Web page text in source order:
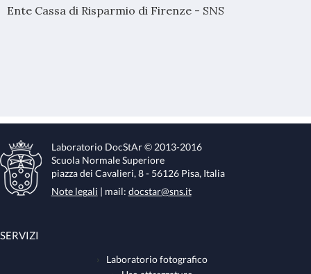
Ente Cassa di Risparmio di Firenze - SNS
Laboratorio DocStAr © 2013-2016
Scuola Normale Superiore
piazza dei Cavalieri, 8 - 56126 Pisa, Italia
Note legali | mail: docstar@sns.it
SERVIZI
Laboratorio fotografico